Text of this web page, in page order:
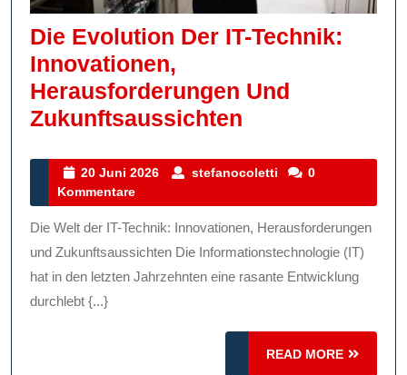
Die Evolution Der IT-Technik:
Innovationen,
Herausforderungen Und
Zukunftsaussichten
Der
Technik:
Innovationen,
20 Juni 2026
20
2026
stefanocoletti stefanocoletti
0
Kommentare
Die Welt der IT-Technik: Innovationen, Herausforderungen
und Zukunftsaussichten Die Informationstechnologie (IT)
hat in den letzten Jahrzehnten eine rasante Entwicklung
durchlebt {...}
READ MORE
READ